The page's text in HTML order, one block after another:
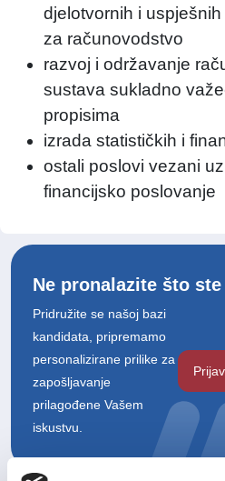
Ne pronalazite što
Pridružite se našoj bazi
kandidata, pripremamo
personalizirane prilike za
zapošljavanje
prilagođene Vašem
iskustvu.
djelotvornih i
za računovodstvo
razvoj i održavanje
sustava sukladno
propisima
izrada statističkih i
ostali poslovi vezani
financijsko poslovanje